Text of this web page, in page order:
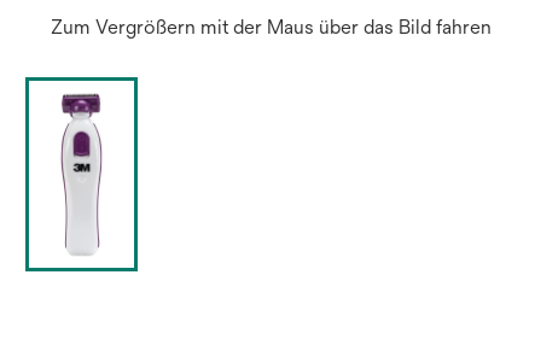
Zum Vergrößern mit der Maus über das Bild fahren